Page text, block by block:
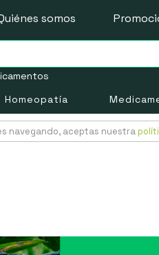
somos
Homeopatía
navegando, aceptas nuestra